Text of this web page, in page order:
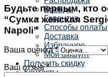
Бренды
Гарантия
Способы оплаты
Доставка
Избранное
Мой аккаунт
Получить скидку
Контакты
Будьте первым, кто
“Cумка женская
Napoli”
Ваша оценка*
Ваш отзыв*